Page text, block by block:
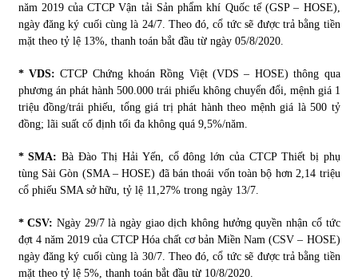
năm 2019 của CTCP Vận tải Sản phẩm khí Quốc tế (GSP – HOSE),
ngày đăng ký cuối cùng là 24/7. Theo đó, cổ tức sẽ được trả bằng tiền
mặt theo tỷ lệ 13%, thanh toán bắt đầu từ ngày 05/8/2020.
* VDS:CTCP Chứng khoán Rồng Việt (VDS – HOSE) thông qua
phương án phát hành 500.000 trái phiếu không chuyển đổi, mệnh giá 1
triệu đồng/trái phiếu, tổng giá trị phát hành theo mệnh giá là 500 tỷ
đồng; lãi suất cố định tối đa không quá 9,5%/năm.
* SMA: Bà Đào Thị Hải Yến, cổ đông lớn của CTCP Thiết bị phụ
tùng Sài Gòn (SMA – HOSE) đã bán thoái vốn toàn bộ hơn 2,14 triệu
cổ phiếu SMA sở hữu, tỷ lệ 11,27% trong ngày 13/7.
* CSV: Ngày 29/7 là ngày giao dịch không hưởng quyền nhận cổ tức
đợt 4 năm 2019 của CTCP Hóa chất cơ bản Miền Nam (CSV – HOSE)
ngày đăng ký cuối cùng là 30/7. Theo đó, cổ tức sẽ được trả bằng tiền
mặt theo tỷ lệ 5%, thanh toán bắt đầu từ 10/8/2020.